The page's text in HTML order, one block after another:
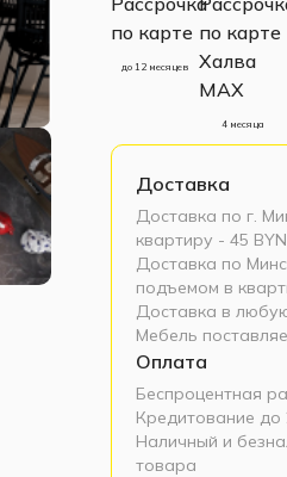
до 12 месяцев
4 месяца
Доставка
Доставка по г.
квартиру - 45 BYN
Доставка по
подъемом в
Доставка в
Мебель
Оплата
Беспроцентная
Кредитование до
Наличный и
товара